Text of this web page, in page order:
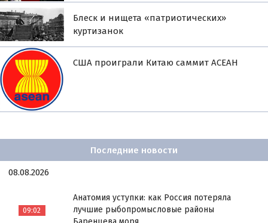
Блеск и нищета «патриотических»
куртизанок
США проиграли Китаю саммит АСЕАН
Последние новости
08.08.2026
09:02
Анатомия уступки: как Россия потеряла
лучшие рыбопромысловые районы